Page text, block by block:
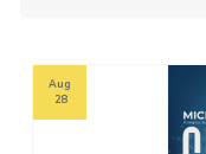
Aug
28